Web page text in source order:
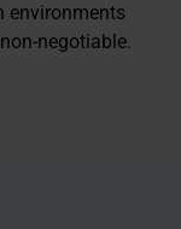
environments
negotiable.